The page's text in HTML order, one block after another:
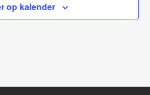
r
e
op kalender